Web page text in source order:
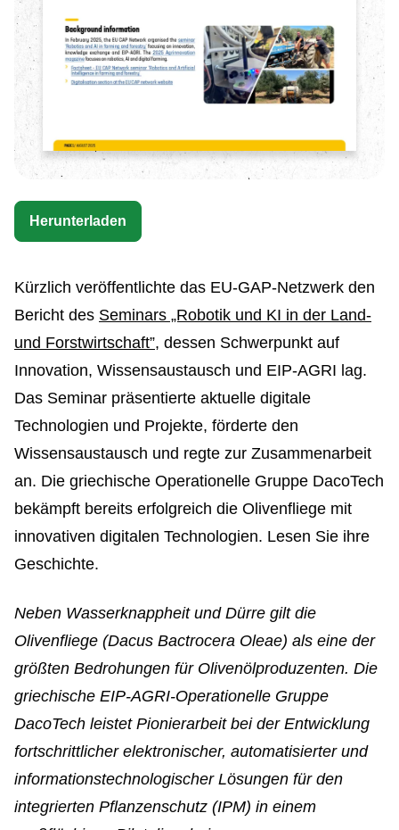
Herunterladen
Kürzlich veröffentlichte das EU-GAP-Netzwerk den
Bericht des Seminars „Robotik und KI in der Land-
und Forstwirtschaft”, dessen Schwerpunkt auf
Innovation, Wissensaustausch und EIP-AGRI lag.
Das Seminar präsentierte aktuelle digitale
Technologien und Projekte, förderte den
Wissensaustausch und regte zur Zusammenarbeit
an. Die griechische Operationelle Gruppe DacoTech
bekämpft bereits erfolgreich die Olivenfliege mit
innovativen digitalen Technologien. Lesen Sie ihre
Geschichte.
Neben Wasserknappheit und Dürre gilt die
Olivenfliege (Dacus Bactrocera Oleae) als eine der
größten Bedrohungen für Olivenölproduzenten. Die
griechische EIP-AGRI-Operationelle Gruppe
DacoTech leistet Pionierarbeit bei der Entwicklung
fortschrittlicher elektronischer, automatisierter und
informationstechnologischer Lösungen für den
integrierten Pflanzenschutz (IPM) in einem